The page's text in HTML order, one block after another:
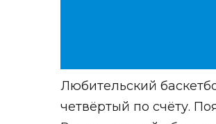
Любительский
четвёртый по счёту.